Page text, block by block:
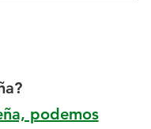
podemos